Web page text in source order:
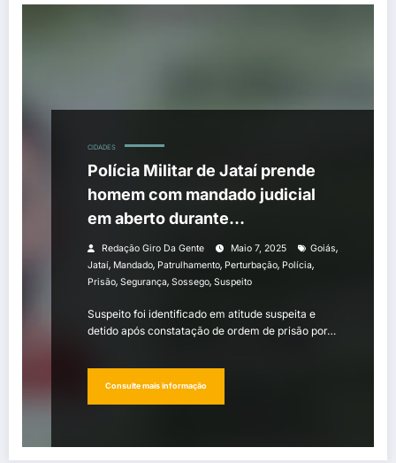
CIDADES
Polícia Militar de Jataí prende
homem com mandado judicial
em aberto durante
patrulhamento
Redação Giro Da Gente Maio 7, 2025 Goiás,
Jataí, Mandado, Patrulhamento, Perturbação, Polícia,
Prisão, Segurança, Sossego, Suspeito
Suspeito foi identificado em atitude suspeita e
detido após constatação de ordem de prisão por…
Consulte mais informação